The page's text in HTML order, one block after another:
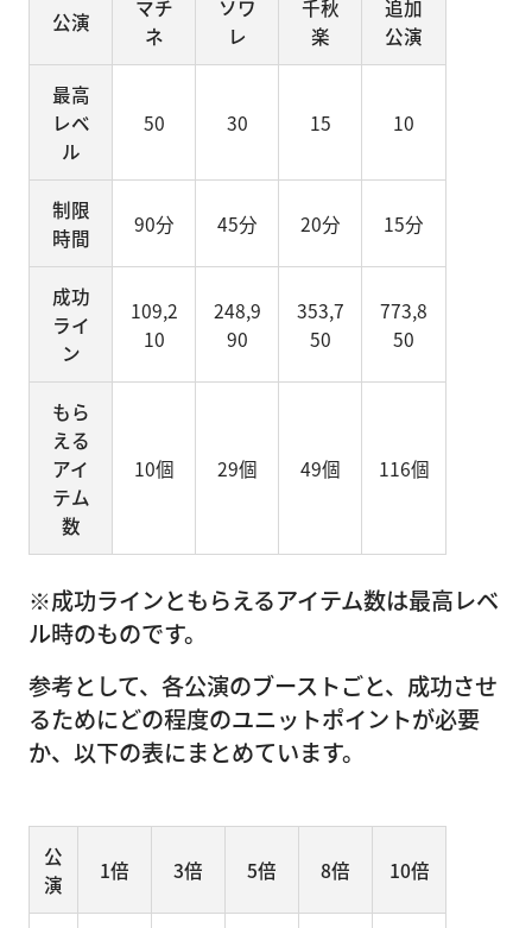
公演
マチ
ネ
ソワ
レ
千秋
楽
追加
公演
最高
レベ
ル
50 30 15 10
制限
時間
90分 45分 20分 15分
成功
ライ
ン
109,2
10
248,9
90
353,7
50
773,8
50
もら
える
アイ
テム
数
10個 29個 49個 116個
※成功ラインともらえるアイテム数は最高レベ
ル時のものです。
参考として、各公演のブーストごと、成功させ
るためにどの程度のユニットポイントが必要
か、以下の表にまとめています。
公
演
1倍 3倍 5倍 8倍 10倍